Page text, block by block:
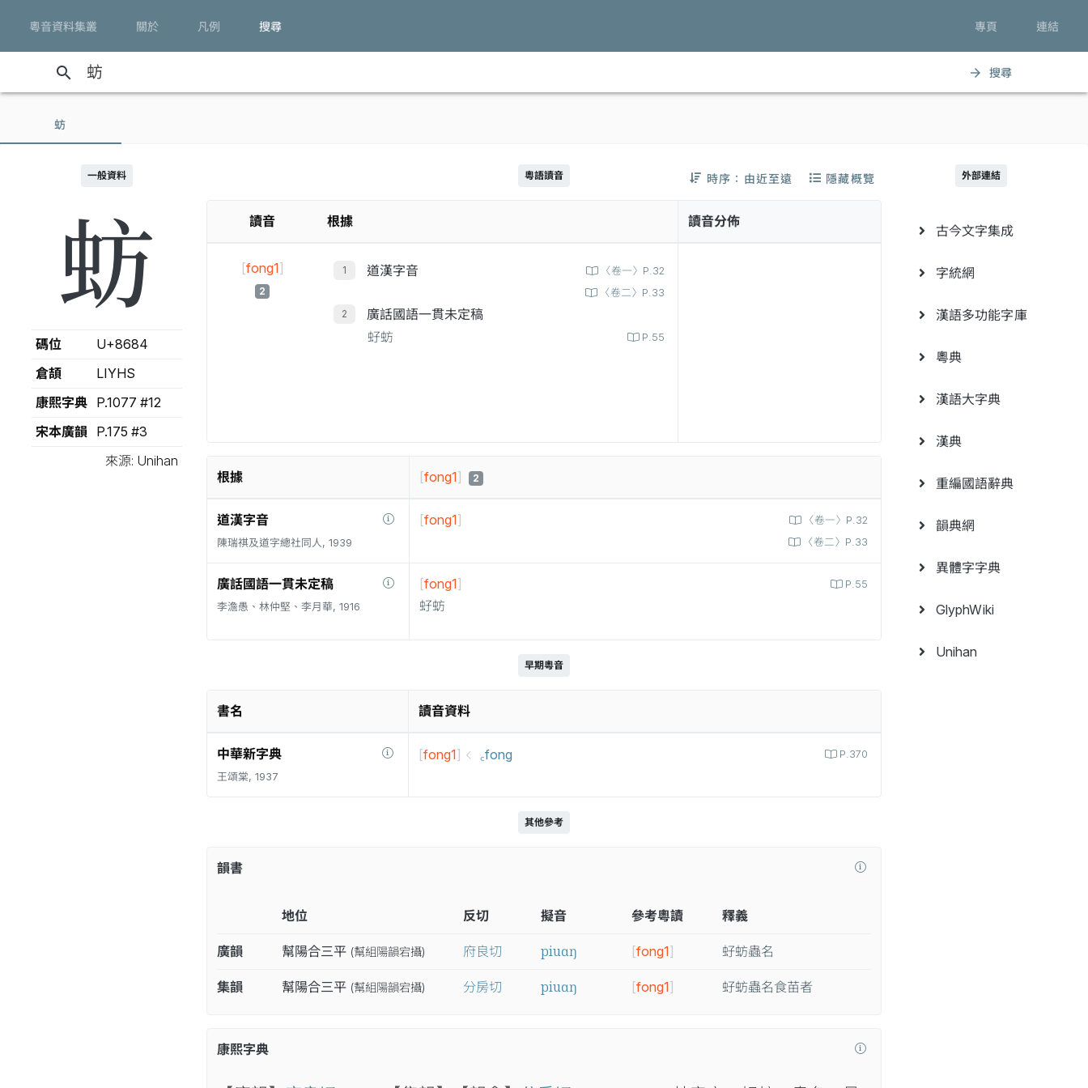
粵音資料集叢 關於 凡例 搜尋 專頁 連結
search arrow_forward 搜尋
蚄
一般資料
蚄
碼位
U+8684
倉頡
LIYHS
康熙字典
P.1077 #12
宋本廣韻
P.175 #3
來源: Unihan
粵語讀音 時序：由近至遠 隱藏概覽
讀音 根據
[fong1]
2
道漢字音
〈卷一〉P.32
〈卷二〉P.33
廣話國語一貫未定稿
虸蚄
P.55
讀音分佈
根據 [fong1] 2
道漢字音
陳瑞祺及道字總社同人, 1939
〈卷一〉P.32
〈卷二〉P.33
[fong1]
廣話國語一貫未定稿
李澹愚、林仲堅、李月華, 1916
P.55
[fong1]
虸蚄
早期粵音
書名 讀音資料
中華新字典
王頌棠, 1937
P.370
[fong1] ꜀fong
其他參考
韻書
地位 反切 擬音 參考粵讀 釋義
廣韻 幫陽合三平 (幫組陽韻宕攝) 府良切 piuɑŋ [fong1] 虸蚄蟲名
集韻 幫陽合三平 (幫組陽韻宕攝) 分房切 piuɑŋ [fong1] 虸蚄蟲名食苗者
康熙字典
外部連結
古今文字集成
字統網
漢語多功能字庫
粵典
漢語大字典
漢典
重編國語辭典
韻典網
異體字字典
GlyphWiki
Unihan